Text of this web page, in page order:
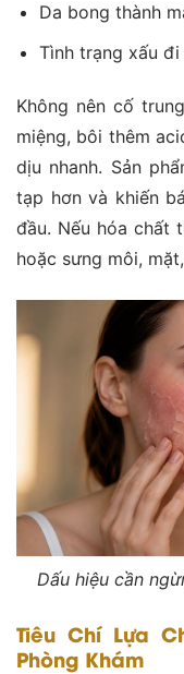
Da bong thành
Tình trạng xấu
Không nên cố
miệng, bôi thêm
dịu nhanh. Sản
tạp hơn và khiến
đầu. Nếu hóa chất
hoặc sưng môi,
Dấu hiệu cần
Tiêu Chí Lựa
Phòng Khám